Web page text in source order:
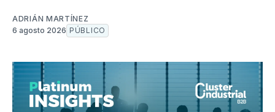
ADRIÁN MARTÍNEZ
6 agosto 2026 PÚBLICO